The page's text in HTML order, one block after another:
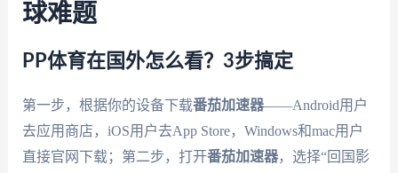
球难题
PP体育在国外怎么看？3步搞定
第一步，根据你的设备下载番茄加速器——Android用户
去应用商店，iOS用户去App Store，Windows和mac用户
直接官网下载；第二步，打开番茄加速器，选择“回国影